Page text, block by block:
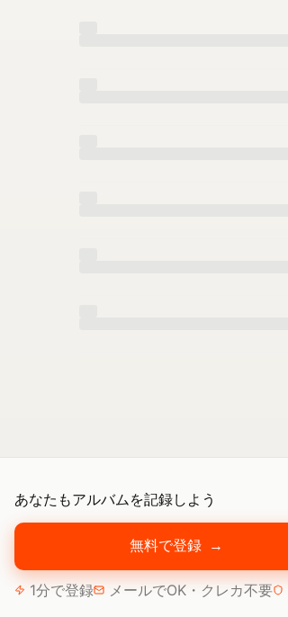
あなたもアルバムを記録しよう
無料で登録 →
1分で登録 メールでOK・クレカ不要